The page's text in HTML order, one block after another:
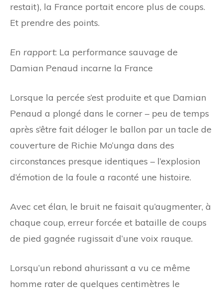
restait), la France portait encore plus de coups.
Et prendre des points.
En rapport: La performance sauvage de
Damian Penaud incarne la France
Lorsque la percée s’est produite et que Damian
Penaud a plongé dans le corner – peu de temps
après s’être fait déloger le ballon par un tacle de
couverture de Richie Mo’unga dans des
circonstances presque identiques – l’explosion
d’émotion de la foule a raconté une histoire.
Avec cet élan, le bruit ne faisait qu’augmenter, à
chaque coup, erreur forcée et bataille de coups
de pied gagnée rugissait d’une voix rauque.
Lorsqu’un rebond ahurissant a vu ce même
homme rater de quelques centimètres le